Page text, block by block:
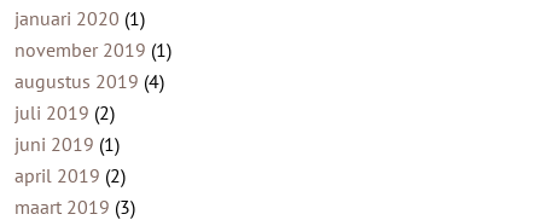
januari 2020 (1)
november 2019 (1)
augustus 2019 (4)
juli 2019 (2)
juni 2019 (1)
april 2019 (2)
maart 2019 (3)